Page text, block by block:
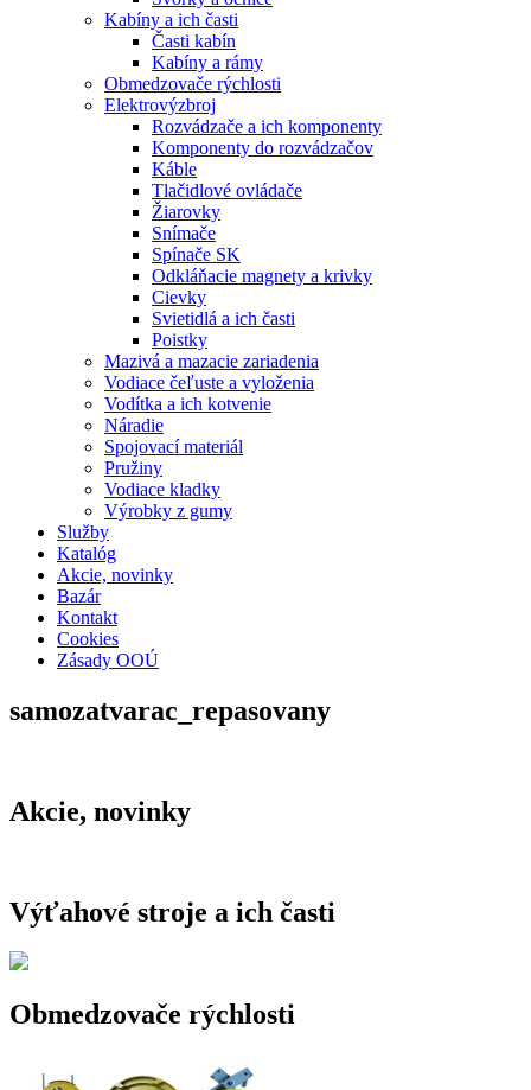
Kabíny a ich časti
Časti kabín
Kabíny a rámy
Obmedzovače rýchlosti
Elektrovýzbroj
Rozvádzače a ich komponenty
Komponenty do rozvádzačov
Káble
Tlačidlové ovládače
Žiarovky
Snímače
Spínače SK
Odkláňacie magnety a krivky
Cievky
Svietidlá a ich časti
Poistky
Mazivá a mazacie zariadenia
Vodiace čeľuste a vyloženia
Vodítka a ich kotvenie
Náradie
Spojovací materiál
Pružiny
Vodiace kladky
Výrobky z gumy
Služby
Katalóg
Akcie, novinky
Bazár
Kontakt
Cookies
Zásady OOÚ
samozatvarac_repasovany
Akcie, novinky
Výťahové stroje a ich časti
Obmedzovače rýchlosti